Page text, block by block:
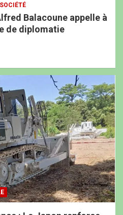
SOCIÉTÉ
Balacoune appelle à
de diplomatie